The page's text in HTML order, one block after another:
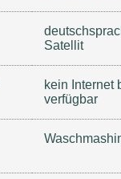
Satellit
kein Internet
verfügbar